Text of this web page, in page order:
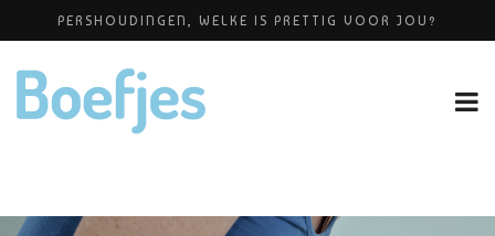
PERSHOUDINGEN, WELKE IS PRETTIG VOOR JOU?
BABYBLOEI